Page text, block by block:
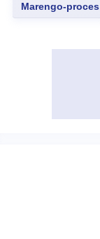
Marengo-proces